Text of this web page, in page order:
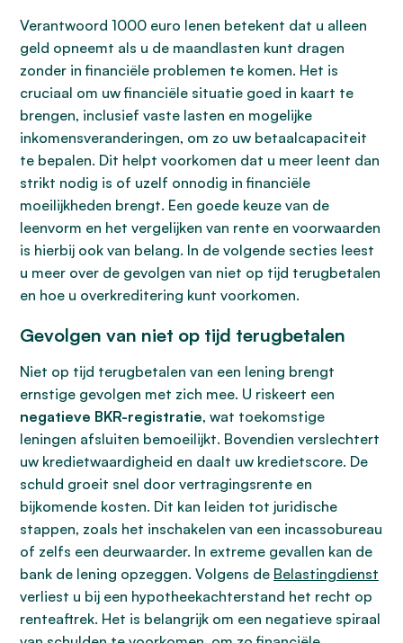
Verantwoord 1000 euro lenen betekent dat u alleen
geld opneemt als u de maandlasten kunt dragen
zonder in financiële problemen te komen. Het is
cruciaal om uw financiële situatie goed in kaart te
brengen, inclusief vaste lasten en mogelijke
inkomensveranderingen, om zo uw betaalcapaciteit
te bepalen. Dit helpt voorkomen dat u meer leent dan
strikt nodig is of uzelf onnodig in financiële
moeilijkheden brengt. Een goede keuze van de
leenvorm en het vergelijken van rente en voorwaarden
is hierbij ook van belang. In de volgende secties leest
u meer over de gevolgen van niet op tijd terugbetalen
en hoe u overkreditering kunt voorkomen.
Gevolgen van niet op tijd terugbetalen
Niet op tijd terugbetalen van een lening brengt
ernstige gevolgen met zich mee. U riskeert een
negatieve BKR-registratie, wat toekomstige
leningen afsluiten bemoeilijkt. Bovendien verslechtert
uw kredietwaardigheid en daalt uw kredietscore. De
schuld groeit snel door vertragingsrente en
bijkomende kosten. Dit kan leiden tot juridische
stappen, zoals het inschakelen van een incassobureau
of zelfs een deurwaarder. In extreme gevallen kan de
bank de lening opzeggen. Volgens de Belastingdienst
verliest u bij een hypotheekachterstand het recht op
renteaftrek. Het is belangrijk om een negatieve spiraal